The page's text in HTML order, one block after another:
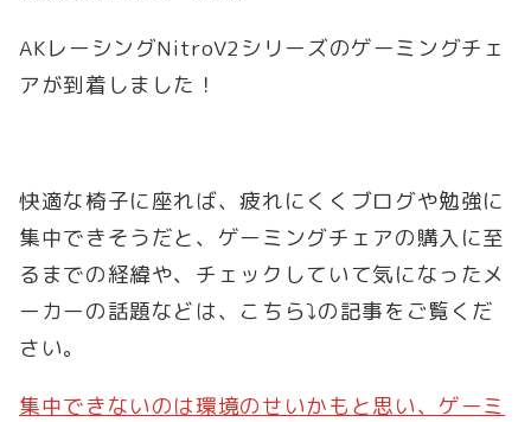
AKレーシングNitroV2シリーズのゲーミングチェ
アが到着しました！
快適な椅子に座れば、疲れにくくブログや勉強に
集中できそうだと、ゲーミングチェアの購入に至
るまでの経緯や、チェックしていて気になったメ
ーカーの話題などは、こちら⤵の記事をご覧くだ
さい。
集中できないのは環境のせいかもと思い、ゲーミ